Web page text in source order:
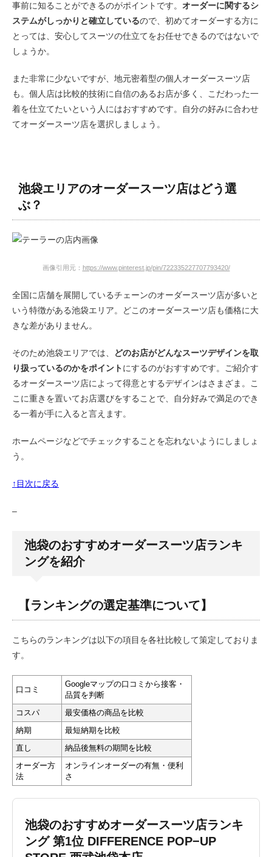
事前に知ることができるのがポイントです。 オーダーに関するシ
ステムがしっかりと確立しているので、初めてオーダーする方に
とっては、安心してスーツの仕立てをお任せできるのではないで
しょうか。
また非常に少ないですが、地元密着型の個人オーダースーツ店
も。個人店は比較的技術に自信のあるお店が多く、こだわった一
着を仕立てたいという人にはおすすめです。自分の好みに合わせ
てオーダースーツ店を選択しましょう。
池袋エリアのオーダースーツ店はどう選
ぶ？
画像引用元： https://www.pinterest.jp/pin/722335227707793420/
全国に店舗を展開しているチェーンのオーダースーツ店が多いと
いう特徴がある池袋エリア。どこのオーダースーツ店も価格に大
きな差がありません。
そのため池袋エリアでは、
どのお店がどんなスーツデザインを取
り扱っているのかをポイントにするのがおすすめです。ご紹介す
るオーダースーツ店によって得意とするデザインはさまざま。こ
こに重きを置いてお店選びをすることで、自分好みで満足のでき
る一着が手に入ると言えます。
ホームページなどでチェックすることを忘れないようにしましょ
う。
↑目次に戻る
–
池袋のおすすめオーダースーツ店ランキ
ングを紹介
【ランキングの選定基準について】
こちらのランキングは以下の項目を各社比較して策定しておりま
す。
口コミ
Googleマップの口コミから接客・
品質を判断
コスパ
最安価格の商品を比較
納期
最短納期を比較
直し
納品後無料の期間を比較
オーダー方
法
オンラインオーダーの有無・便利
さ
池袋のおすすめオーダースーツ店ランキ
ング 第1位 DIFFERENCE POP−UP